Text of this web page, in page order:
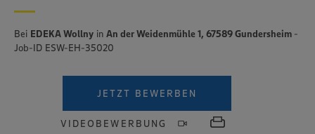
Bei EDEKA Wollny in An der Weidenmühle 1, 67589 Gundersheim -
Job-ID ESW-EH-35020
JETZT BEWERBEN
VIDEOBEWERBUNG